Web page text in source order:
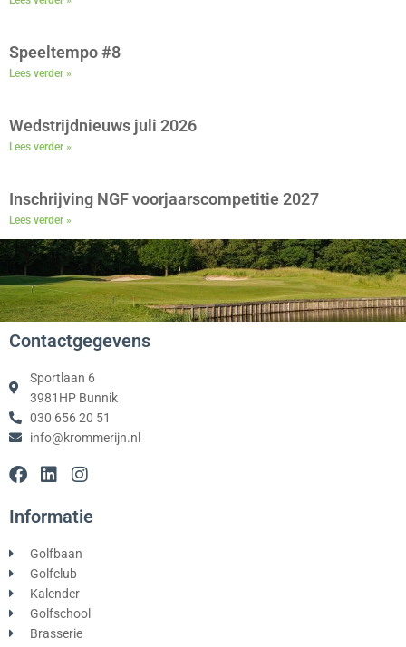
Speeltempo #8
Lees verder »
Wedstrijdnieuws juli 2026
Lees verder »
Inschrijving NGF voorjaarscompetitie 2027
Lees verder »
Contactgegevens
Sportlaan 6
3981HP Bunnik
030 656 20 51
info@krommerijn.nl
F
c
e
L
n
k
e
d
i
n
I
s
t
a
g
m
Informatie
Golfbaan
Golfclub
Kalender
Golfschool
Brasserie